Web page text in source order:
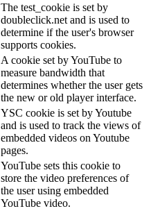
The test_cookie is set by
doubleclick.net and is used to
determine if the user's browser
supports cookies.
A cookie set by YouTube to
measure bandwidth that
determines whether the user gets
the new or old player interface.
YSC cookie is set by Youtube
and is used to track the views of
embedded videos on Youtube
pages.
YouTube sets this cookie to
store the video preferences of
the user using embedded
YouTube video.